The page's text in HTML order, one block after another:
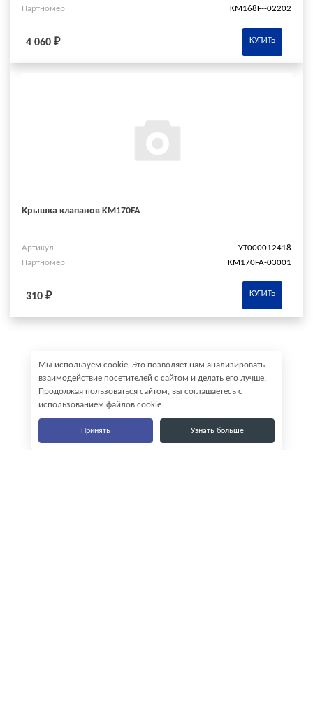
Партномер
KM168F--02202
4 060 ₽ КУПИТЬ
Крышка клапанов KM170FA
Артикул
УТ000012418
Партномер
KM170FA-03001
310 ₽ КУПИТЬ
Мы используем cookie. Это позволяет нам анализировать
взаимодействие посетителей с сайтом и делать его лучше.
Продолжая пользоваться сайтом, вы соглашаетесь с
использованием файлов cookie.
Принять Узнать больше